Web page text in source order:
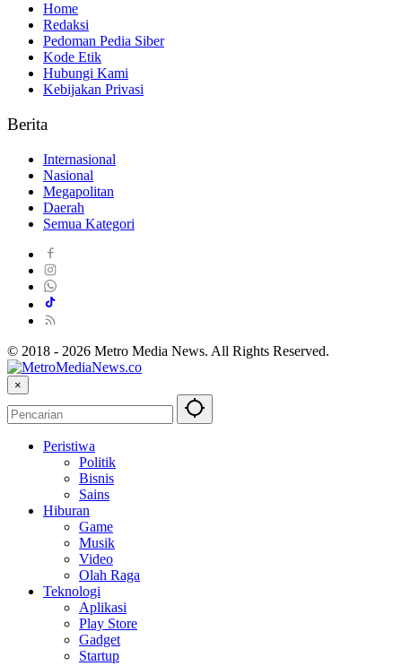
Home
Redaksi
Pedoman Pedia Siber
Kode Etik
Hubungi Kami
Kebijakan Privasi
Berita
Internasional
Nasional
Megapolitan
Daerah
Semua Kategori
© 2018 - 2026 Metro Media News. All Rights Reserved.
×
Peristiwa
Politik
Bisnis
Sains
Hiburan
Game
Musik
Video
Olah Raga
Teknologi
Aplikasi
Play Store
Gadget
Startup